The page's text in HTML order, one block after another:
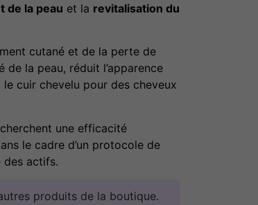
de la peau et la revitalisation du
cutané et de la perte de
de la peau, réduit l’apparence
cuir chevelu pour des cheveux
une efficacité
le cadre d’un protocole de
des actifs.
produits de la boutique.